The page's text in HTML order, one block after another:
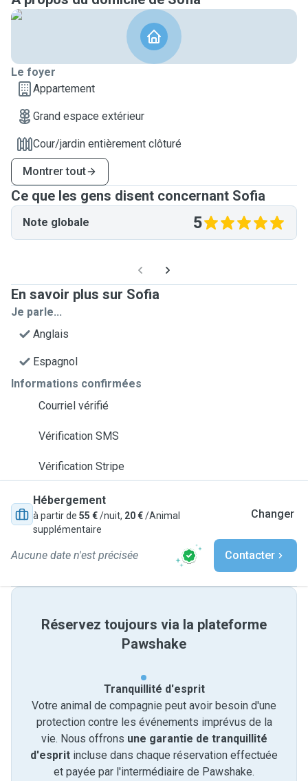
Le foyer
Appartement
Grand espace extérieur
Cour/jardin entièrement clôturé
Montrer tout
Ce que les gens disent concernant Sofia
Note globale 5
En savoir plus sur Sofia
Je parle...
Anglais
Espagnol
Informations confirmées
Courriel vérifié
Vérification SMS
Vérification Stripe
Hébergement
à partir de 55 €/nuit, 20 €/Animal
supplémentaire
Changer
Aucune date n'est précisée Contacter
Réservez toujours via la plateforme
Pawshake
Tranquillité d'esprit
Votre animal de compagnie peut avoir besoin d'une
protection contre les événements imprévus de la
vie. Nous offrons une garantie de tranquillité
d'esprit incluse dans chaque réservation effectuée
et payée par l'intermédiaire de Pawshake.